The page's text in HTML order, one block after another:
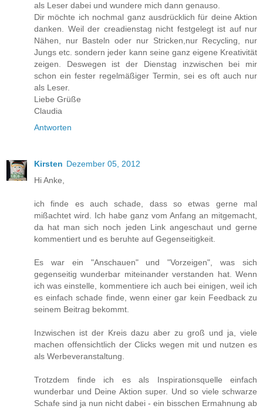
als Leser dabei und wundere mich dann genauso.
Dir möchte ich nochmal ganz ausdrücklich für deine Aktion
danken. Weil der creadienstag nicht festgelegt ist auf nur
Nähen, nur Basteln oder nur Stricken,nur Recycling, nur
Jungs etc. sondern jeder kann seine ganz eigene Kreativität
zeigen. Deswegen ist der Dienstag inzwischen bei mir
schon ein fester regelmäßiger Termin, sei es oft auch nur
als Leser.
Liebe Grüße
Claudia
Antworten
Kirsten Dezember 05, 2012
Hi Anke,
ich finde es auch schade, dass so etwas gerne mal
mißachtet wird. Ich habe ganz vom Anfang an mitgemacht,
da hat man sich noch jeden Link angeschaut und gerne
kommentiert und es beruhte auf Gegenseitigkeit.
Es war ein "Anschauen" und "Vorzeigen", was sich
gegenseitig wunderbar miteinander verstanden hat. Wenn
ich was einstelle, kommentiere ich auch bei einigen, weil ich
es einfach schade finde, wenn einer gar kein Feedback zu
seinem Beitrag bekommt.
Inzwischen ist der Kreis dazu aber zu groß und ja, viele
machen offensichtlich der Clicks wegen mit und nutzen es
als Werbeveranstaltung.
Trotzdem finde ich es als Inspirationsquelle einfach
wunderbar und Deine Aktion super. Und so viele schwarze
Schafe sind ja nun nicht dabei - ein bisschen Ermahnung ab